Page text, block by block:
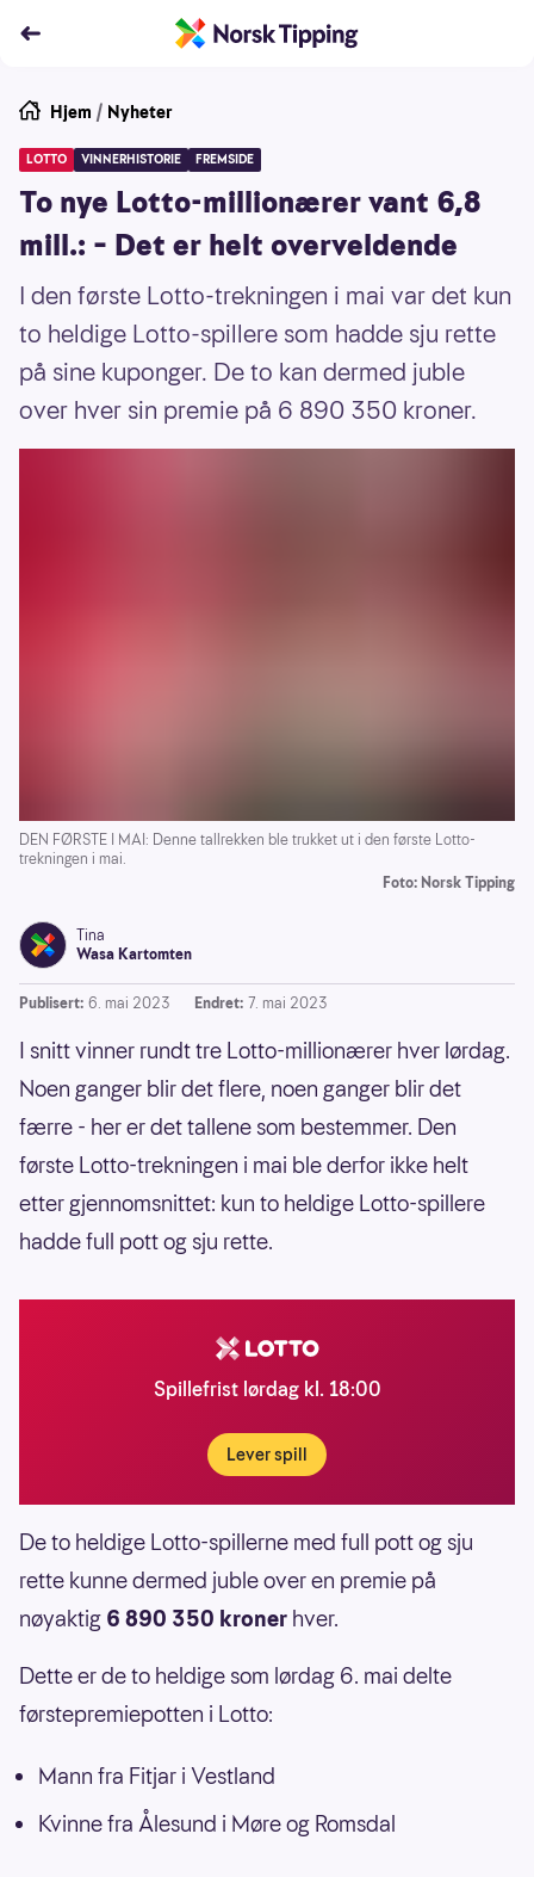
Hjem / Nyheter
LOTTO VINNERHISTORIE FREMSIDE
To nye Lotto-millionærer vant 6,8
mill.: – Det er helt overveldende
I den første Lotto-trekningen i mai var det kun
to heldige Lotto-spillere som hadde sju rette
på sine kuponger. De to kan dermed juble
over hver sin premie på 6 890 350 kroner.
DEN FØRSTE I MAI: Denne tallrekken ble trukket ut i den første Lotto-
trekningen i mai.
Foto: Norsk Tipping
Tina
Wasa Kartomten
Publisert: 6. mai 2023 Endret: 7. mai 2023
I snitt vinner rundt tre Lotto-millionærer hver lørdag.
Noen ganger blir det flere, noen ganger blir det
færre - her er det tallene som bestemmer. Den
første Lotto-trekningen i mai ble derfor ikke helt
etter gjennomsnittet: kun to heldige Lotto-spillere
hadde full pott og sju rette.
Spillefrist lørdag kl. 18:00
Lever spill
De to heldige Lotto-spillerne med full pott og sju
rette kunne dermed juble over en premie på
nøyaktig 6 890 350 kroner hver.
Dette er de to heldige som lørdag 6. mai delte
førstepremiepotten i Lotto:
Mann fra Fitjar i Vestland
Kvinne fra Ålesund i Møre og Romsdal